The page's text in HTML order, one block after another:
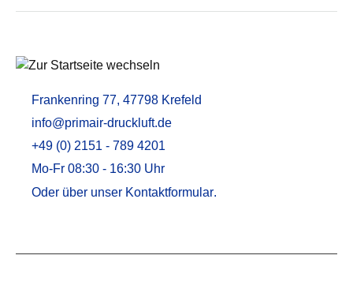
Frankenring 77, 47798 Krefeld
info@primair-druckluft.de
+49 (0) 2151 - 789 4201
Mo-Fr 08:30 - 16:30 Uhr
Oder über unser Kontaktformular.